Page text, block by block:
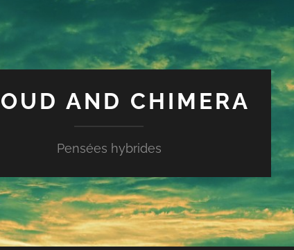
AND CHIMERA
Pensées hybrides